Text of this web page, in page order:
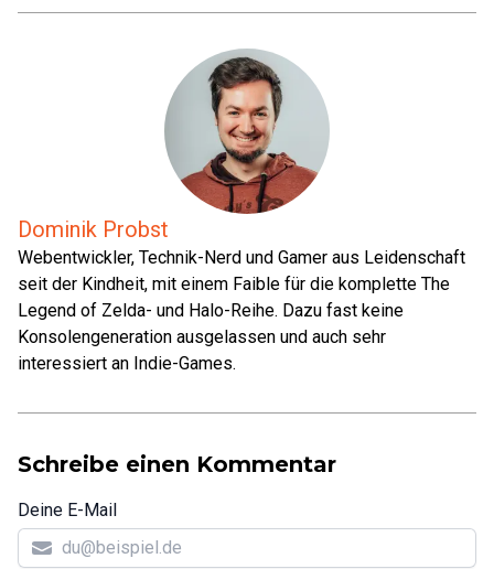
Dominik Probst
Webentwickler, Technik-Nerd und Gamer aus Leidenschaft
seit der Kindheit, mit einem Faible für die komplette The
Legend of Zelda- und Halo-Reihe. Dazu fast keine
Konsolengeneration ausgelassen und auch sehr
interessiert an Indie-Games.
Schreibe einen Kommentar
Deine E-Mail